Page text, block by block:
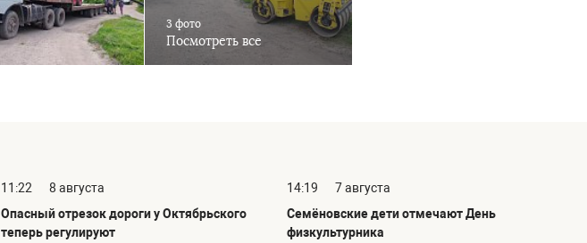
3 фото
Посмотреть все
11:22
8 августа
Опасный отрезок дороги у Октябрьского
теперь регулируют
14:19
7 августа
Семёновские дети отмечают День
физкультурника